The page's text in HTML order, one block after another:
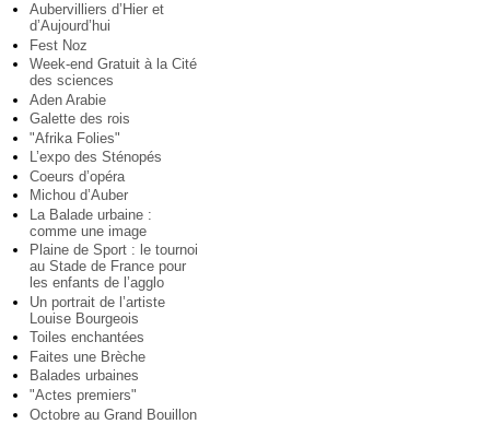
Aubervilliers d’Hier et
d’Aujourd’hui
Fest Noz
Week-end Gratuit à la Cité
des sciences
Aden Arabie
Galette des rois
"Afrika Folies"
L’expo des Sténopés
Coeurs d’opéra
Michou d’Auber
La Balade urbaine :
comme une image
Plaine de Sport : le tournoi
au Stade de France pour
les enfants de l’agglo
Un portrait de l’artiste
Louise Bourgeois
Toiles enchantées
Faites une Brèche
Balades urbaines
"Actes premiers"
Octobre au Grand Bouillon